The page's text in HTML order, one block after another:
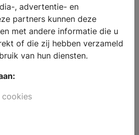
, advertentie- en
partners kunnen deze
met andere informatie die u
of die zij hebben verzameld
van hun diensten.